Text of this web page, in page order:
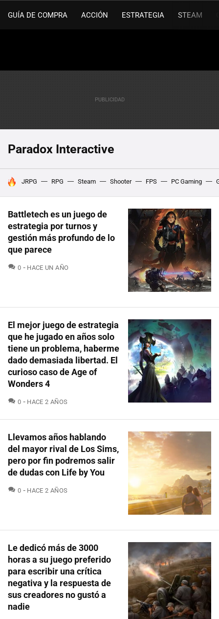
GUÍA DE COMPRA ACCIÓN ESTRATEGIA STEAM
Paradox Interactive
HOY SE HABLA DE
JRPG RPG Steam Shooter FPS PC Gaming
Battletech es un juego de
estrategia por turnos y
gestión más profundo de lo
que parece
0 COMENTARIOS
HACE UN AÑO
El mejor juego de estrategia
que he jugado en años solo
tiene un problema, haberme
dado demasiada libertad. El
curioso caso de Age of
Wonders 4
0 COMENTARIOS
HACE 2 AÑOS
Llevamos años hablando
del mayor rival de Los Sims,
pero por fin podremos salir
de dudas con Life by You
0 COMENTARIOS
HACE 2 AÑOS
Le dedicó más de 3000
horas a su juego preferido
para escribir una crítica
negativa y la respuesta de
sus creadores no gustó a
nadie